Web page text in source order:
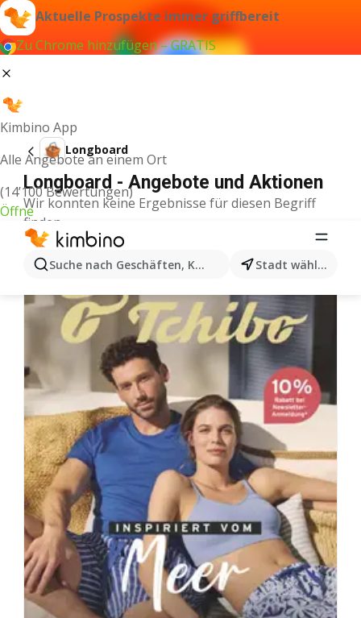
Aktuelle Prospekte immer griffbereit
Zu Chrome hinzufügen – GRATIS
Kimbino App
Alle Angebote an einem Ort
(14’100 Bewertungen)
Öffne
Suche nach Geschäften, Kategorien, Produkten...
Stadt wählen
Longboard
Longboard - Angebote und Aktionen
Wir konnten keine Ergebnisse für diesen Begriff
finden.
Weitere Aktionen aus der Kategorie